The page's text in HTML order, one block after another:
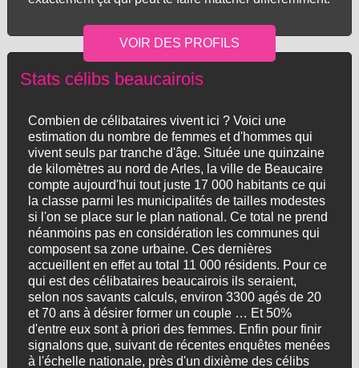
Stats célibs beaucairois
Combien de célibataires vivent ici ? Voici une
estimation du nombre de femmes et d'hommes qui
vivent seuls par tranche d'âge. Située une quinzaine
de kilomètres au nord de Arles, la ville de Beaucaire
compte aujourd'hui tout juste 17 000 habitants ce qui
la classe parmi les municipalités de tailles modestes
si l'on se place sur le plan national. Ce total ne prend
néanmoins pas en considération les communes qui
composent sa zone urbaine. Ces dernières
accueillent en effet au total 11 000 résidents. Pour ce
qui est des célibataires beaucairois ils seraient,
selon nos savants calculs, environ 3300 agés de 20
et 70 ans à désirer former un couple … Et 50%
d'entre eux sont à priori des femmes. Enfin pour finir
signalons que, suivant de récentes enquêtes menées
à l'échelle nationale, près d'un dixième des célibs